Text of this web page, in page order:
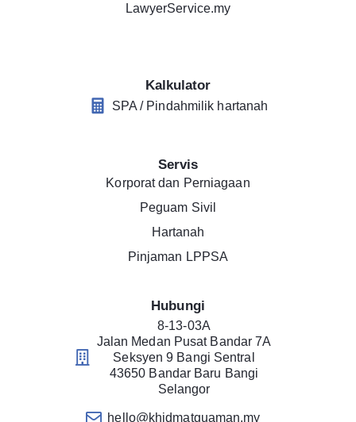
LawyerService.my
Kalkulator
SPA / Pindahmilik hartanah
Servis
Korporat dan Perniagaan
Peguam Sivil
Hartanah
Pinjaman LPPSA
Hubungi
8-13-03A
Jalan Medan Pusat Bandar 7A
Seksyen 9 Bangi Sentral
43650 Bandar Baru Bangi
Selangor
hello@khidmatguaman.my